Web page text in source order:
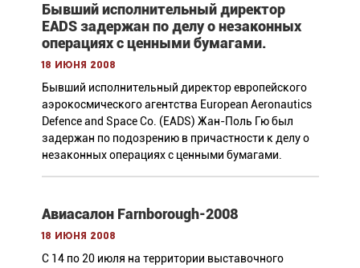
Бывший исполнительный директор
EADS задержан по делу о незаконных
операциях с ценными бумагами.
18 июня 2008
Бывший исполнительный директор европейского
аэрокосмического агентства European Aeronautics
Defence and Space Co. (EADS) Жан-Поль Гю был
задержан по подозрению в причастности к делу о
незаконных операциях с ценными бумагами.
Авиасалон Farnborough-2008
18 июня 2008
С 14 по 20 июля на территории выставочного